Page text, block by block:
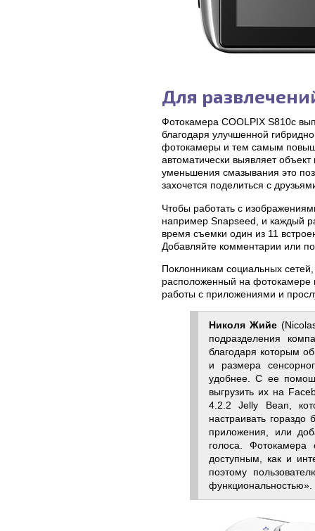
Для
Фотокамера COOLPIX S810c
благодаря улучшенной
фотокамеры и тем самым
автоматически выявляет
уменьшения смазывания это
захочется поделиться с
Чтобы работать с
например Snapseed, и каждый
время съемки один из 11
Добавляйте комментарии или
Поклонникам социальных
расположенный на фотокамере
работы с приложениями и
Николя Жийе
подразделения
благодаря которым
и размера
удобнее. С ее
выгрузить их на
4.2.2 Jelly Bean,
настраивать
приложения, или
голоса.
доступным, как и
поэтому
функциональностью».